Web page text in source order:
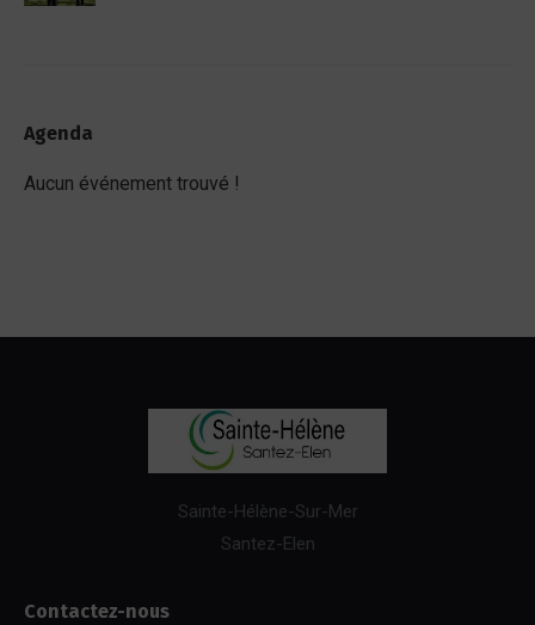
Agenda
Aucun événement trouvé !
Sainte-Hélène-Sur-Mer
Santez-Elen
Contactez-nous